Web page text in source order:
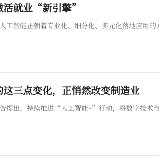
活就业“新引擎”
工智能正朝着专业化、细分化、多元化落地应用
三点变化，正悄然改变制造业
提出，持续推进“人工智能+”行动，将数字技术